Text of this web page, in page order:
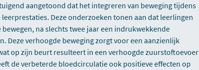
aangetoond dat het integreren van beweging tijdens
Deze onderzoeken tonen aan dat leerlingen
na slechts twee jaar een indrukwekkende
Deze verhoogde beweging zorgt voor een aanzienlijk
op zijn beurt resulteert in een verhoogde zuurstoftoevoer
de verbeterde bloedcirculatie ook positieve effecten op